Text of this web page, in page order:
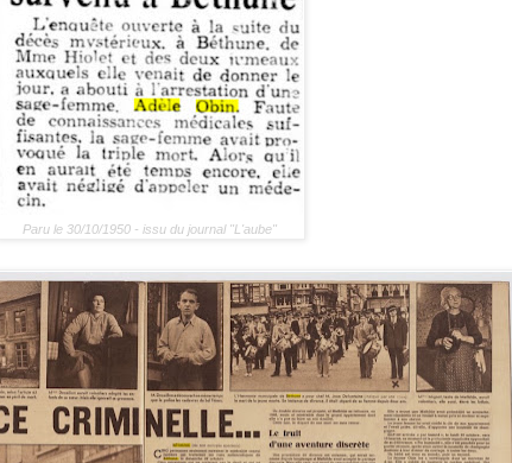
Paru le 30/10/1950 - issu du journal "L'aube"